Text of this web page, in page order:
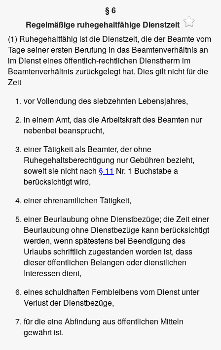
§ 6
Regelmäßige ruhegehaltfähige Dienstzeit
(1) Ruhegehaltfähig ist die Dienstzeit, die der Beamte vom
Tage seiner ersten Berufung in das Beamtenverhältnis an
im Dienst eines öffentlich-rechtlichen Dienstherrn im
Beamtenverhältnis zurückgelegt hat. Dies gilt nicht für die
Zeit
vor Vollendung des siebzehnten Lebensjahres,
in einem Amt, das die Arbeitskraft des Beamten nur
nebenbei beansprucht,
einer Tätigkeit als Beamter, der ohne
Ruhegehaltsberechtigung nur Gebühren bezieht,
soweit sie nicht nach § 11 Nr. 1 Buchstabe a
berücksichtigt wird,
einer ehrenamtlichen Tätigkeit,
einer Beurlaubung ohne Dienstbezüge; die Zeit einer
Beurlaubung ohne Dienstbezüge kann berücksichtigt
werden, wenn spätestens bei Beendigung des
Urlaubs schriftlich zugestanden worden ist, dass
dieser öffentlichen Belangen oder dienstlichen
Interessen dient,
eines schuldhaften Fernbleibens vom Dienst unter
Verlust der Dienstbezüge,
für die eine Abfindung aus öffentlichen Mitteln
gewährt ist.